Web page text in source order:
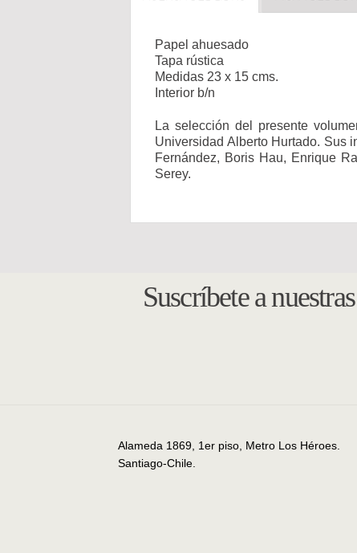
Papel ahuesado
Tapa rústica
Medidas 23 x 15 cms.
Interior b/n
La selección del presente
Universidad Alberto Hurtado. Sus
Fernández, Boris Hau, Enrique
Serey.
Suscríbete a
Alameda 1869, 1er piso, Metro Los Héroes.
Santiago-Chile.